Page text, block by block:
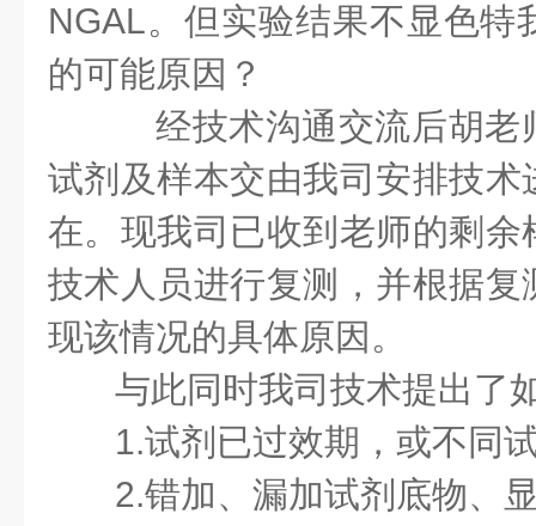
NGAL。但实验结果不显色特
的可能原因？
经技术沟通交流后胡老
试剂及样本交由我司安排技
在。现我司已收到老师的剩
技术人员进行复测，并根据
现该情况的具体原因。
与此同时我司技术提出了
1.试剂已过效期，或不同
2.错加、漏加试剂底物、